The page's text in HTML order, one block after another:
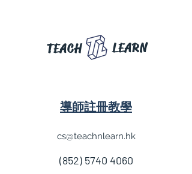
LEARN
TEACH
導師註冊教學
cs@teachnlearn.hk
(852) 5740 4060